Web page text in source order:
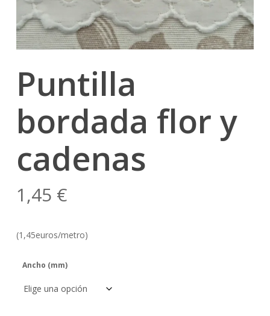
Puntilla
bordada flor y
cadenas
1,45 €
(1,45euros/metro)
Ancho (mm)